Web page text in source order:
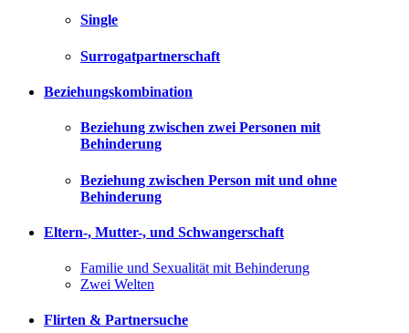
Single
Surrogatpartnerschaft
Beziehungskombination
Beziehung zwischen zwei Personen mit
Behinderung
Beziehung zwischen Person mit und ohne
Behinderung
Eltern-, Mutter-, und Schwangerschaft
Familie und Sexualität mit Behinderung
Zwei Welten
Flirten & Partnersuche